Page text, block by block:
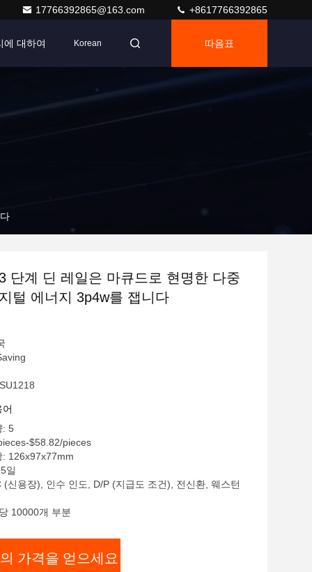
17766392865@163.com +8617766392865
에 대하여 Korean 따옴표
에너지 3p4w를 잽니다
단계 딘 레일은 마큐드로 현명한 다중
요금표 디지털 에너지 3p4w를 잽니다
: 5
$58.82/pieces
: 126x97x77mm
일
(신용장), 인수 인도, D/P (지급도 조건), 전신환, 웨스턴
10000개 부분
가격을 얻으세요